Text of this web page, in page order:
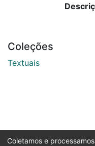
Coleções
Textuais
Coletamos e